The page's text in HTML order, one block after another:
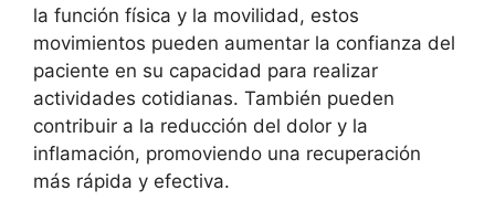
la función física y la movilidad, estos
movimientos pueden aumentar la confianza del
paciente en su capacidad para realizar
actividades cotidianas. También pueden
contribuir a la reducción del dolor y la
inflamación, promoviendo una recuperación
más rápida y efectiva.